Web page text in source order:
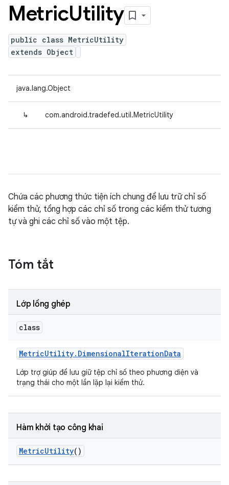
MetricUtility
public class MetricUtility
extends Object
java.lang.Object
↳ com.android.tradefed.util.MetricUtility
Chứa các phương thức tiện ích chung để lưu trữ chỉ số
kiểm thử, tổng hợp các chỉ số trong các kiểm thử tương
tự và ghi các chỉ số vào một tệp.
Tóm tắt
Lớp lồng ghép
class
MetricUtility. DimensionalIterationData
Lớp trợ giúp để lưu giữ tệp chỉ số theo phương diện và
trạng thái cho một lần lặp lại kiểm thử.
Hàm khởi tạo công khai
MetricUtility()